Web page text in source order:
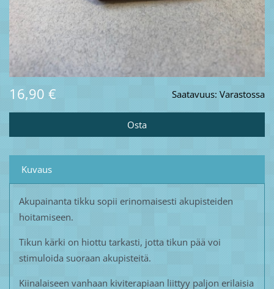
Saatavuus: Varastossa
16,90 €
Kuvaus
Akupainanta tikku sopii erinomaisesti akupisteiden
hoitamiseen.
Tikun kärki on hiottu tarkasti, jotta tikun pää voi
stimuloida suoraan akupisteitä.
Kiinalaiseen vanhaan kiviterapiaan liittyy paljon erilaisia